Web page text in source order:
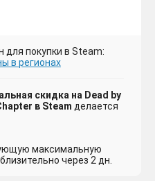
покупки в Steam:
в регионах
скидка на Dead by
в Steam делается
максимальную
через 2 дн.